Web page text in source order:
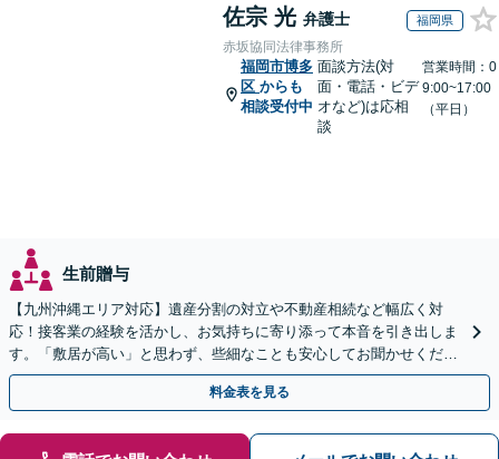
佐宗 光 弁護士 福岡県
赤坂協同法律事務所
福岡市博多
区 からも
相談受付中
面談方法(対
面・電話・ビデ
オなど)は応相
談
営業時間：0
9:00~17:00
（平日）
生前贈与
【九州沖縄エリア対応】遺産分割の対立や不動産相続など幅広く対
応！接客業の経験を活かし、お気持ちに寄り添って本音を引き出しま
す。「敷居が高い」と思わず、些細なことも安心してお聞かせくださ
い【初回相談無料】【夜間・休日相談可】
料金表を見る